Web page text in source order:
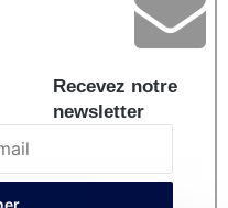
Recevez notre
newsletter